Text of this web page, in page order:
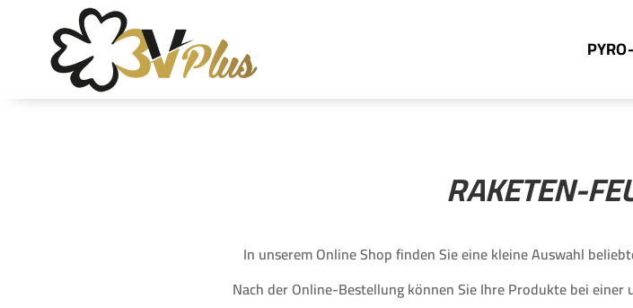
RAKETEN-
In unserem Online Shop finden Sie eine kleine Auswahl
Nach der Online-Bestellung können Sie Ihre Produkte bei